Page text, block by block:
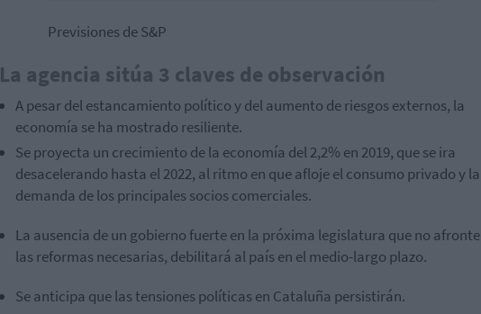
Previsiones de S&P
La agencia sitúa 3 claves de observación
A pesar del estancamiento político y del aumento de riesgos externos, la
economía se ha mostrado resiliente.
Se proyecta un crecimiento de la economía del 2,2% en 2019, que se ira
desacelerando hasta el 2022, al ritmo en que afloje el consumo privado y la
demanda de los principales socios comerciales.
La ausencia de un gobierno fuerte en la próxima legislatura que no afronte
las reformas necesarias, debilitará al país en el medio-largo plazo.
Se anticipa que las tensiones políticas en Cataluña persistirán.